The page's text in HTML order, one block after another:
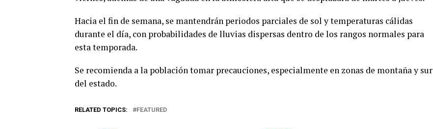
Hacia el fin de semana, se mantendrán periodos parciales de sol y temperaturas cálidas
durante el día, con probabilidades de lluvias dispersas dentro de los rangos normales para
esta temporada.
Se recomienda a la población tomar precauciones, especialmente en zonas de montaña y sur
del estado.
RELATED TOPICS: FEATURED